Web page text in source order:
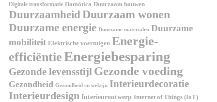
Digitale transformatie Domótica Duurzaam bouwen
Duurzaamheid Duurzaam wonen
Duurzame energie Duurzame materialen Duurzame
mobiliteit Elektrische voertuigen Energie-
efficiëntieEnergiebesparing
Gezonde levensstijl Gezonde voeding
Gezondheid Gezondheid en welzijn Interieurdecoratie
Interieurdesign Interieurontwerp Internet of Things (IoT)